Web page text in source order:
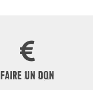
FAIRE UN DON